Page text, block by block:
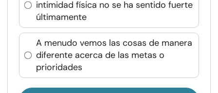
intimidad física no se ha sentido fuerte
últimamente
A menudo vemos las cosas de manera
diferente acerca de las metas o
prioridades